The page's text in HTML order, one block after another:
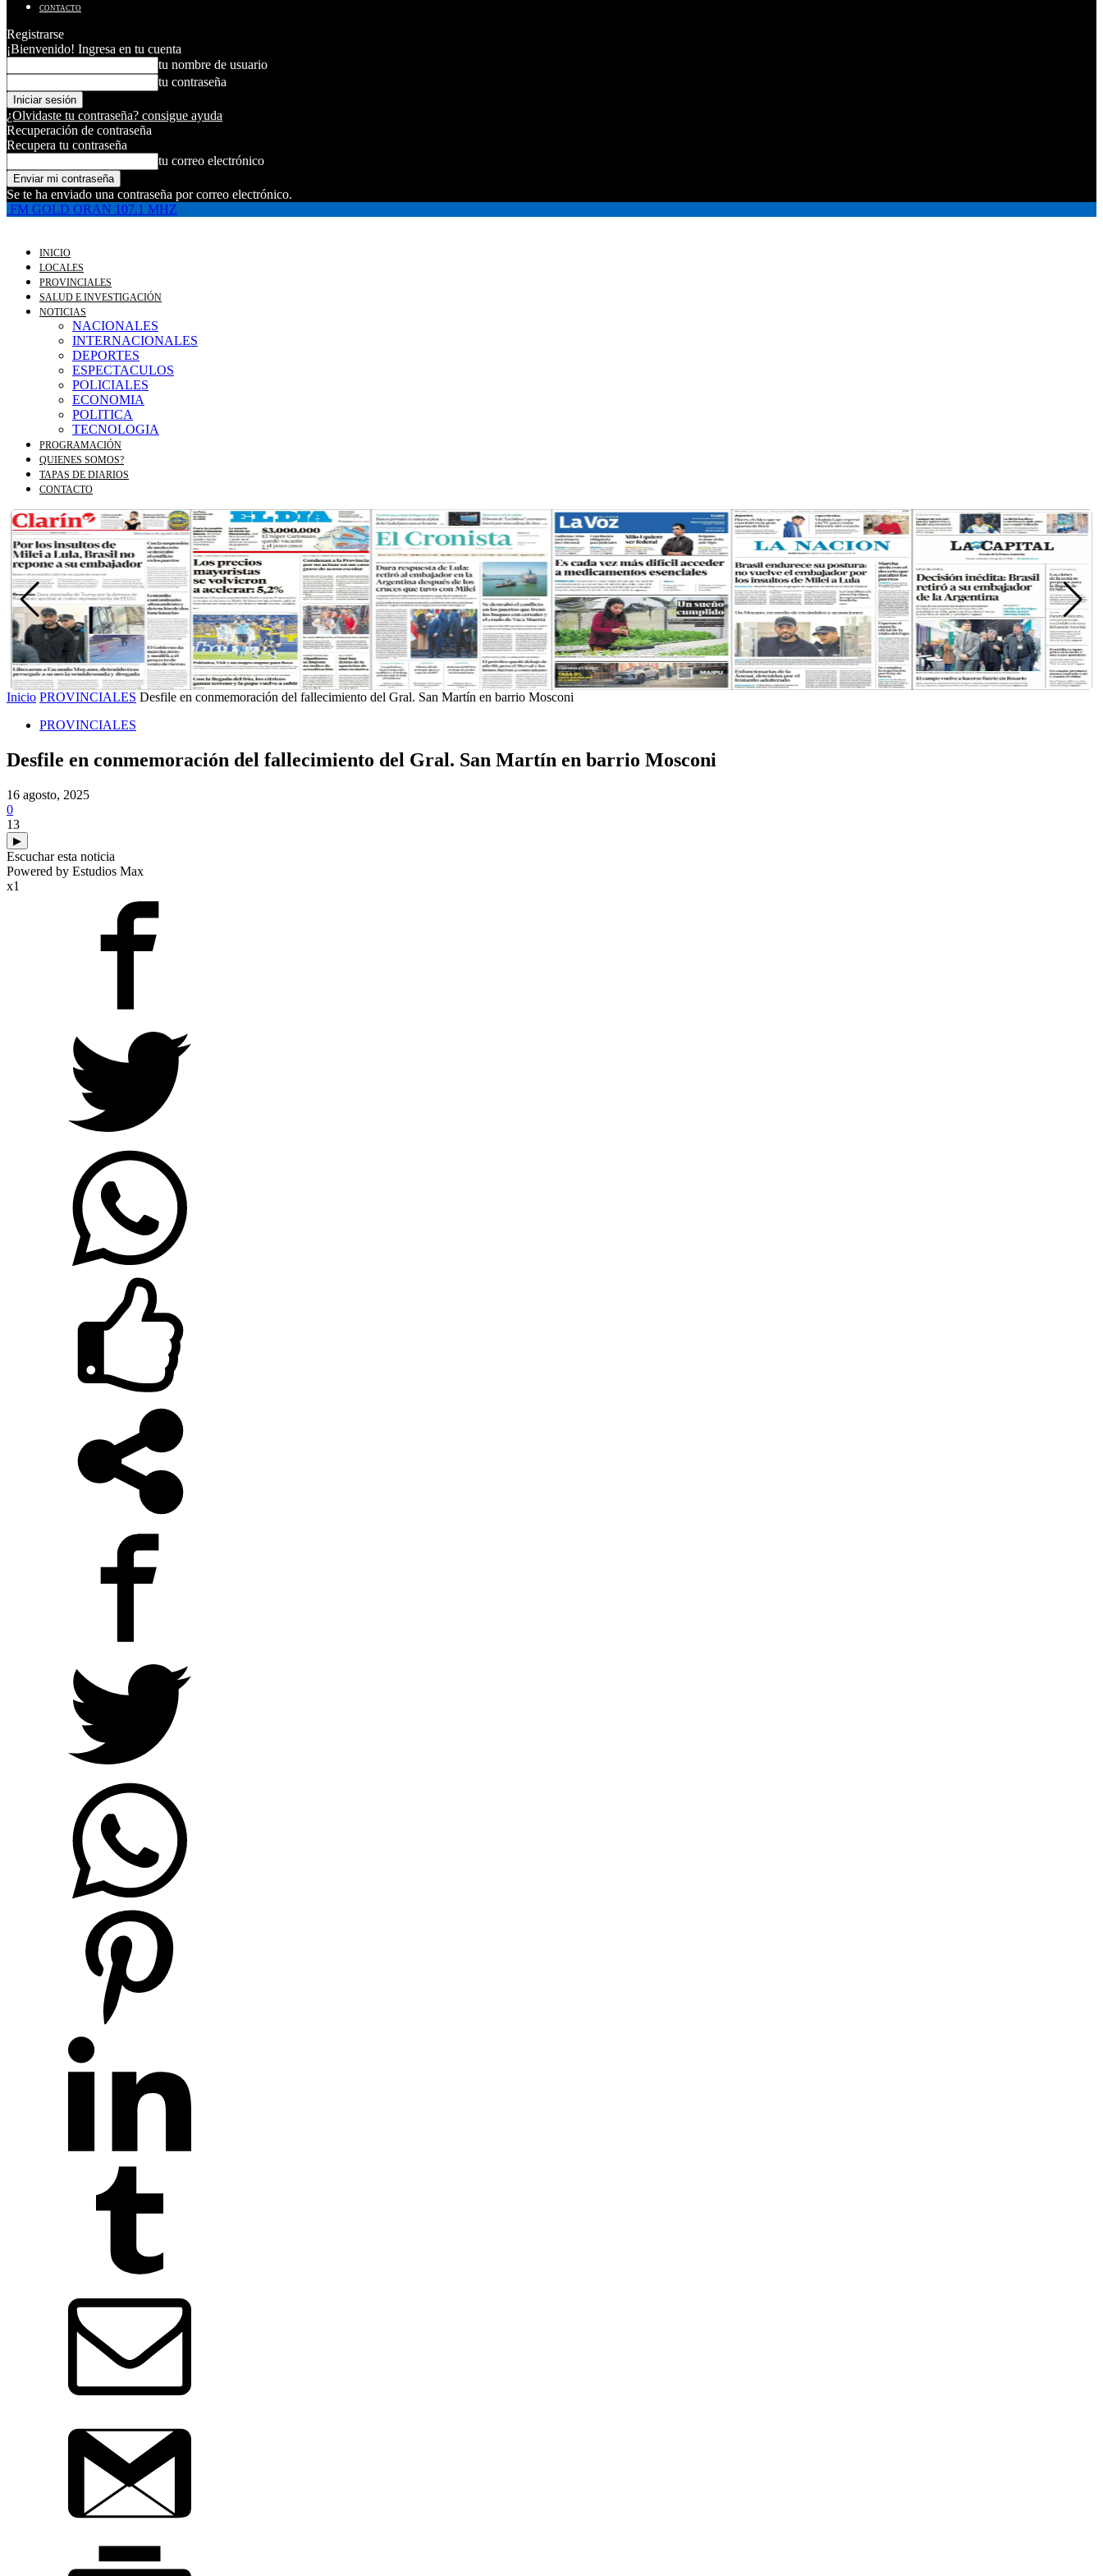
CONTACTO
Registrarse
¡Bienvenido! Ingresa en tu cuenta
tu nombre de usuario
tu contraseña
¿Olvidaste tu contraseña? consigue ayuda
Recuperación de contraseña
Recupera tu contraseña
tu correo electrónico
Se te ha enviado una contraseña por correo electrónico.
FM GOLD ORAN 107.1 MHZ
INICIO
LOCALES
PROVINCIALES
SALUD E INVESTIGACIÓN
NOTICIAS
NACIONALES
INTERNACIONALES
DEPORTES
ESPECTACULOS
POLICIALES
ECONOMIA
POLITICA
TECNOLOGIA
PROGRAMACIÓN
QUIENES SOMOS?
TAPAS DE DIARIOS
CONTACTO
Inicio PROVINCIALES Desfile en conmemoración del fallecimiento del Gral. San Martín en barrio Mosconi
PROVINCIALES
Desfile en conmemoración del fallecimiento del Gral. San Martín en barrio Mosconi
16 agosto, 2025
0
13
▶
Escuchar esta noticia
Powered by Estudios Max
x1